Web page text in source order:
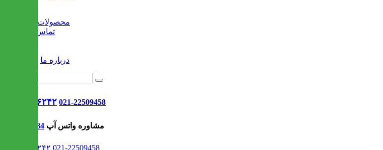
محصولات جدید
تماس با ما
درباره ما
021-۹۱۳۰۶۲۴۲ 021-22509458
09302308484 مشاوره واتس آپ
021-۹۱۳۰۶۲۴۲ 021-22509458